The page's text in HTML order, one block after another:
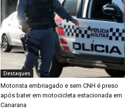
Destaques
Motorista embriagado e sem CNH é preso
após bater em motocicleta estacionada em
Canarana